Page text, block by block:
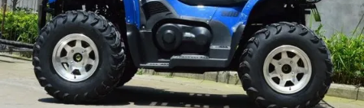
गोपनीयता
नीति